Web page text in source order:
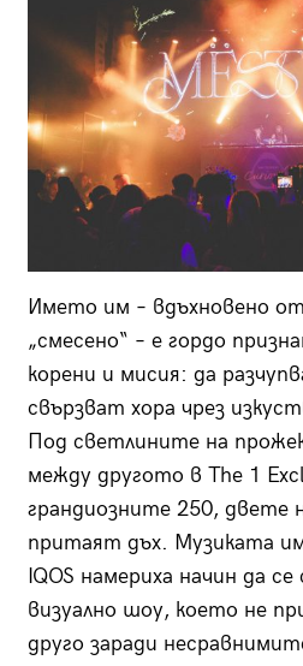
Името им – вдъхновено
„смесено“ – е гордо
корени и мисия: да
свързват хора чрез
Под светлините на
между другото в The 1
грандиозните 250, двете
притаят дъх. Музиката
IQOS намериха начин да
визуално шоу, което не
друго заради